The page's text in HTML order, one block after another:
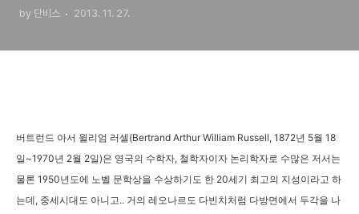
평
by 단비스 2013. 11. 27.
버트런드 아서 윌리엄 러셀(Bertrand Arthur William Russell, 1872년 5월 18
일~1970년 2월 2일)은 영국의 수학자, 철학자이자 논리학자로 수많은 저서는
물론 1950년도에 노벨 문학상을 수상하기도 한 20세기 최고의 지성이라고 하
는데, 중세시대도 아니고.. 거의 레오나르도 다빈치처럼 다방면에서 두각을 나